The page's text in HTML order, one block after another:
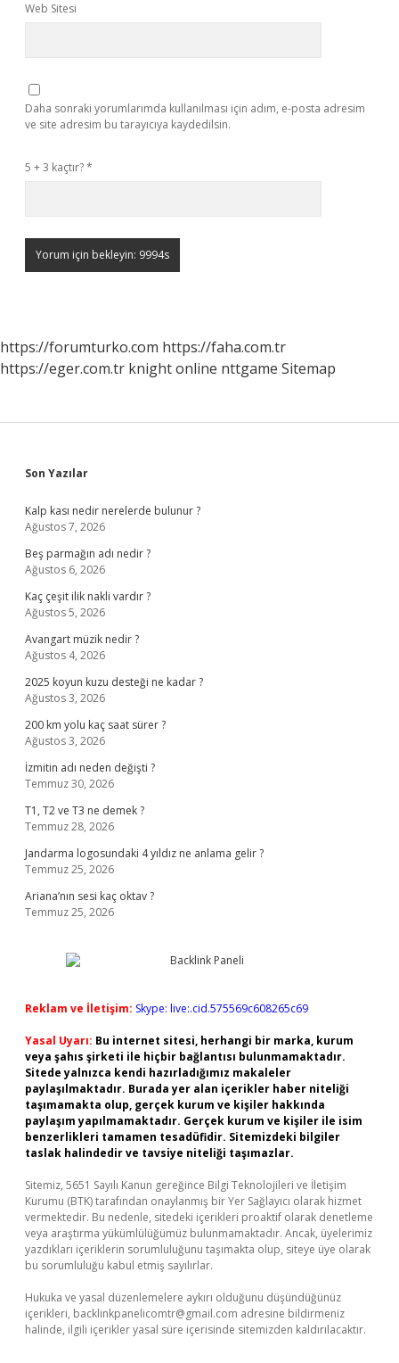
Web Sitesi
Daha sonraki yorumlarımda kullanılması için adım, e-posta adresim
ve site adresim bu tarayıcıya kaydedilsin.
5 + 3 kaçtır?*
https://forumturko.com https://faha.com.tr
https://eger.com.tr knight online nttgame Sitemap
Sidebar
Son Yazılar
Kalp kası nedir nerelerde bulunur ?
Ağustos 7, 2026
Beş parmağın adı nedir ?
Ağustos 6, 2026
Kaç çeşit ilik nakli vardır ?
Ağustos 5, 2026
Avangart müzik nedir ?
Ağustos 4, 2026
2025 koyun kuzu desteği ne kadar ?
Ağustos 3, 2026
200 km yolu kaç saat sürer ?
Ağustos 3, 2026
İzmitin adı neden değişti ?
Temmuz 30, 2026
T1, T2 ve T3 ne demek ?
Temmuz 28, 2026
Jandarma logosundaki 4 yıldız ne anlama gelir ?
Temmuz 25, 2026
Ariana’nın sesi kaç oktav ?
Temmuz 25, 2026
Reklam ve İletişim: Skype: live:.cid.575569c608265c69
Yasal Uyarı: Bu internet sitesi, herhangi bir marka, kurum
veya şahıs şirketi ile hiçbir bağlantısı bulunmamaktadır.
Sitede yalnızca kendi hazırladığımız makaleler
paylaşılmaktadır. Burada yer alan içerikler haber niteliği
taşımamakta olup, gerçek kurum ve kişiler hakkında
paylaşım yapılmamaktadır. Gerçek kurum ve kişiler ile isim
benzerlikleri tamamen tesadüfidir. Sitemizdeki bilgiler
taslak halindedir ve tavsiye niteliği taşımazlar.
Sitemiz, 5651 Sayılı Kanun gereğince Bilgi Teknolojileri ve İletişim
Kurumu (BTK) tarafından onaylanmış bir Yer Sağlayıcı olarak hizmet
vermektedir. Bu nedenle, sitedeki içerikleri proaktif olarak denetleme
veya araştırma yükümlülüğümüz bulunmamaktadır. Ancak, üyelerimiz
yazdıkları içeriklerin sorumluluğunu taşımakta olup, siteye üye olarak
bu sorumluluğu kabul etmiş sayılırlar.
Hukuka ve yasal düzenlemelere aykırı olduğunu düşündüğünüz
içerikleri, backlinkpanelicomtr@gmail.com adresine bildirmeniz
halinde, ilgili içerikler yasal süre içerisinde sitemizden kaldırılacaktır.